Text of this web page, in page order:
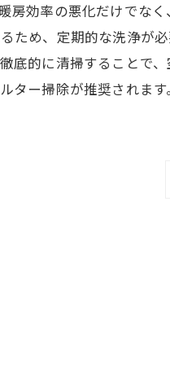
房効率の悪化だけでな
ため、定期的な洗浄が
底的に清掃することで
ター掃除が推奨されま